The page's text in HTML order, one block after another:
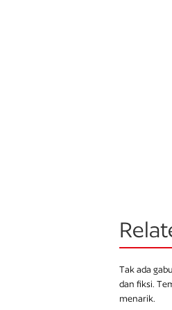
Tak ada
dan fiksi.
menarik.